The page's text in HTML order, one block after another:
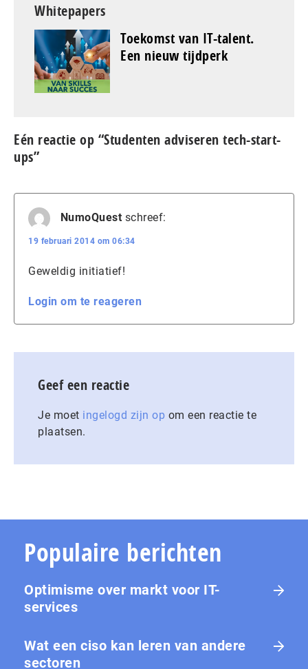
Whitepapers
Toekomst van IT-talent.
Een nieuw tijdperk
Eén reactie op “Studenten adviseren tech-start-
ups”
NumoQuest schreef:
19 februari 2014 om 06:34
Geweldig initiatief!
Login om te reageren
Geef een reactie
Je moet ingelogd zijn op om een reactie te
plaatsen.
Populaire berichten
Optimisme over markt voor IT-
services
Wat een ciso kan leren van andere
sectoren